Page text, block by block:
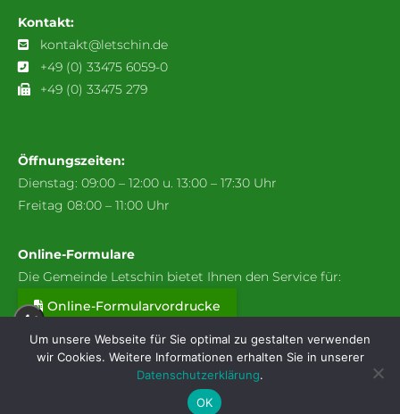
Kontakt:
kontakt@letschin.de
+49 (0) 33475 6059-0
+49 (0) 33475 279
Öffnungszeiten:
Dienstag: 09:00 – 12:00 u. 13:00 – 17:30 Uhr
Freitag 08:00 – 11:00 Uhr
Online-Formulare
Die Gemeinde Letschin bietet Ihnen den Service für:
Online-Formularvordrucke
Webcam: Stadt & Wetter
Verkehrsverbindungen
A+
Um unsere Webseite für Sie optimal zu gestalten verwenden
wir Cookies. Weitere Informationen erhalten Sie in unserer
Datenschutzerklärung.
OK